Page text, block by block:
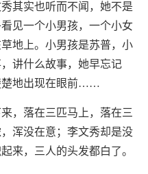
其实也听而不闻，她不是
见一个小男孩，一个小女
地上。小男孩是苏普，小
讲什么故事，她早忘记
楚地出现在眼前……
，落在三匹马上，落在三
浑没在意；李文秀却是没
来，三人的头发都白了。